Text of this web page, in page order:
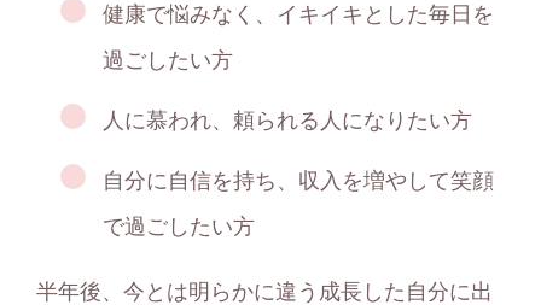
健康で悩みなく、イキイキとした毎日を
過ごしたい方
人に慕われ、頼られる人になりたい方
自分に自信を持ち、収入を増やして笑顔
で過ごしたい方
半年後、今とは明らかに違う成長した自分に出